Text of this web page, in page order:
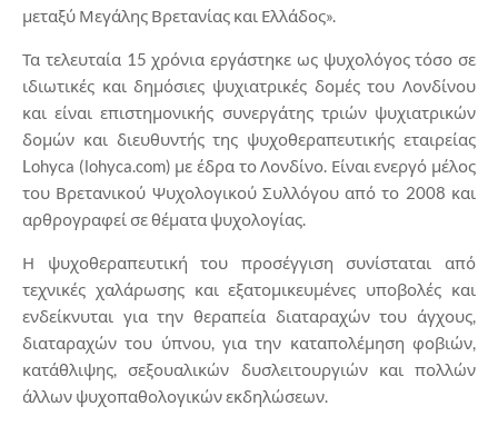
μεταξύ Μεγάλης Βρετανίας και Ελλάδος».
Τα τελευταία 15 χρόνια εργάστηκε ως ψυχολόγος τόσο σε
ιδιωτικές και δημόσιες ψυχιατρικές δομές του Λονδίνου
και είναι επιστημονικής συνεργάτης τριών ψυχιατρικών
δομών και διευθυντής της ψυχοθεραπευτικής εταιρείας
Lohyca (lohyca.com) με έδρα το Λονδίνο. Είναι ενεργό μέλος
του Βρετανικού Ψυχολογικού Συλλόγου από το 2008 και
αρθρογραφεί σε θέματα ψυχολογίας.
Η ψυχοθεραπευτική του προσέγγιση συνίσταται από
τεχνικές χαλάρωσης και εξατομικευμένες υποβολές και
ενδείκνυται για την θεραπεία διαταραχών του άγχους,
διαταραχών του ύπνου, για την καταπολέμηση φοβιών,
κατάθλιψης, σεξουαλικών δυσλειτουργιών και πολλών
άλλων ψυχοπαθολογικών εκδηλώσεων.